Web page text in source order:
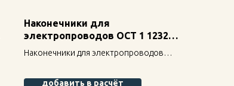
Наконечники для
электропроводов ОСТ 1 12320-
78
Наконечники для электропроводов
крепление для строительных
добавить в расчёт